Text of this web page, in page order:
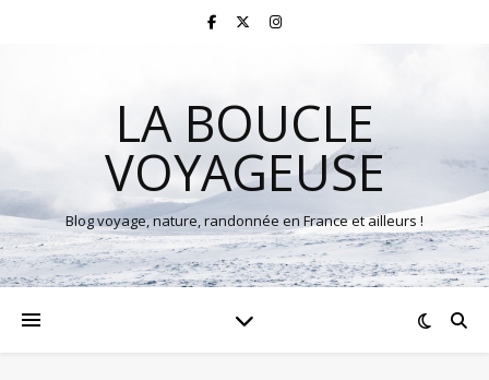
LA BOUCLE
VOYAGEUSE
Blog voyage, nature, randonnée en France et ailleurs !